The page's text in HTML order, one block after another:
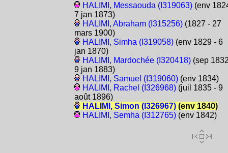
HALIMI, Messaouda (I319063)(env
7 jan 1873)
HALIMI, Abraham (I315256)(1827 - 27
mars 1900)
HALIMI, Simha (I319058)(env 1829 - 6
jan 1870)
HALIMI, Mardochée (I320418)(sep
9 jan 1883)
HALIMI, Samuel (I319060)(env 1834)
HALIMI, Rachel (I326968)(juil 1835 - 9
août 1896)
HALIMI, Simon (I326967)(env 1840)
HALIMI, Semha (I312765)(env 1842)